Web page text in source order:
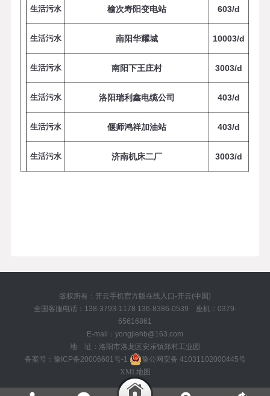
生活污水 榆次寿阳变电站 603/d
生活污水 南阳华耀城 10003/d
生活污水 南阳下王庄村 3003/d
生活污水 洛阳瑞利鑫电缆公司 403/d
生活污水 偃师鸿祥加油站 403/d
生活污水 济南机床二厂 3003/d
版权所有：开云手机官方版在线入口-开云(中国)
全国客服电话：138-3793-1178 136-8386-0539 座机：0379-
65616861
E-mail：yongjiehb@163.com
地 址：洛阳市洛龙区安乐镇郑村工业园
备案号：豫ICP备20006601号-1
豫公网安备 41031102000445号
XML地图